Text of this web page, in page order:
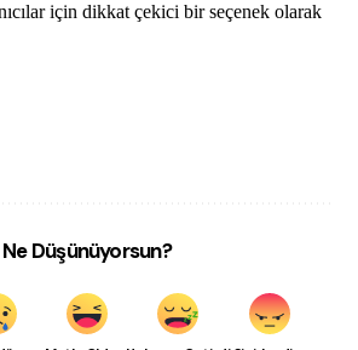
için dikkat çekici bir seçenek olarak
Ne Düşünüyorsun?